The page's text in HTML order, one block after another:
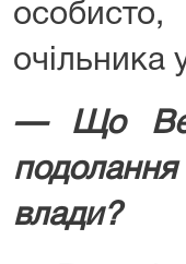
очільника
— Що
влади?